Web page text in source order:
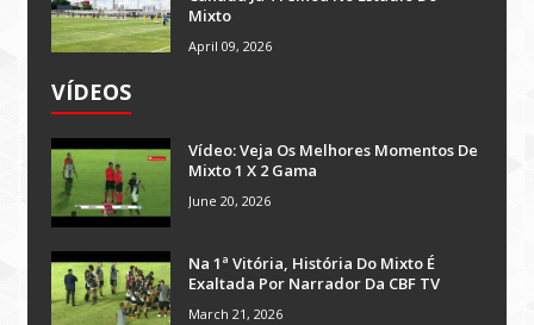
Mixto
April 09, 2026
VÍDEOS
Vídeo: Veja Os Melhores Momentos De
Mixto 1 X 2 Gama
June 20, 2026
Na 1ª Vitória, História Do Mixto É
Exaltada Por Narrador Da CBF TV
March 21, 2026